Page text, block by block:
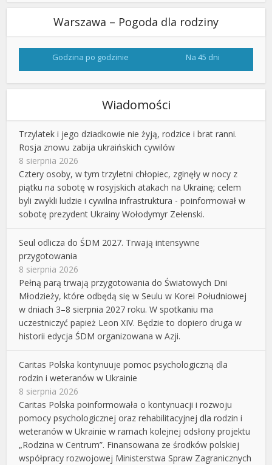
Warszawa – Pogoda dla rodziny
Godzina po godzinie Na 45 dni
Wiadomości
Trzylatek i jego dziadkowie nie żyją, rodzice i brat ranni.
Rosja znowu zabija ukraińskich cywilów
8 sierpnia 2026
Cztery osoby, w tym trzyletni chłopiec, zginęły w nocy z
piątku na sobotę w rosyjskich atakach na Ukrainę; celem
byli zwykli ludzie i cywilna infrastruktura - poinformował w
sobotę prezydent Ukrainy Wołodymyr Zełenski.
Seul odlicza do ŚDM 2027. Trwają intensywne
przygotowania
8 sierpnia 2026
Pełną parą trwają przygotowania do Światowych Dni
Młodzieży, które odbędą się w Seulu w Korei Południowej
w dniach 3–8 sierpnia 2027 roku. W spotkaniu ma
uczestniczyć papież Leon XIV. Będzie to dopiero druga w
historii edycja ŚDM organizowana w Azji.
Caritas Polska kontynuuje pomoc psychologiczną dla
rodzin i weteranów w Ukrainie
8 sierpnia 2026
Caritas Polska poinformowała o kontynuacji i rozwoju
pomocy psychologicznej oraz rehabilitacyjnej dla rodzin i
weteranów w Ukrainie w ramach kolejnej odsłony projektu
„Rodzina w Centrum”. Finansowana ze środków polskiej
współpracy rozwojowej Ministerstwa Spraw Zagranicznych